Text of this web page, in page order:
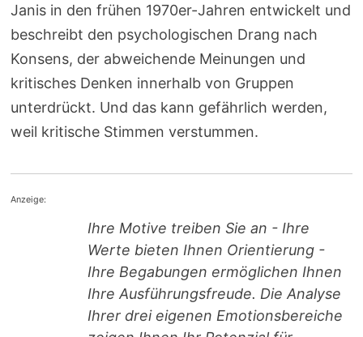
Janis in den frühen 1970er-Jahren entwickelt und
beschreibt den psychologischen Drang nach
Konsens, der abweichende Meinungen und
kritisches Denken innerhalb von Gruppen
unterdrückt. Und das kann gefährlich werden,
weil kritische Stimmen verstummen.
Anzeige:
Ihre Motive treiben Sie an - Ihre
Werte bieten Ihnen Orientierung -
Ihre Begabungen ermöglichen Ihnen
Ihre Ausführungsfreude. Die Analyse
Ihrer drei eigenen Emotionsbereiche